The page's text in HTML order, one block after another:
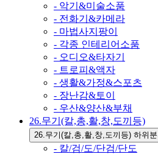
- 악기&미술소품
- 전화기&카메라
- 마법사지팡이
- 각종 인테리어소품
- 오디오&타자기
- 트로피&액자
- 생활&가정&스포츠
- 장난감&토이
- 우산&양산&부채
26.무기(칼,총,활,창,도끼등)
26.무기(칼,총,활,창,도끼등) 하위
- 칼/검/도/단검/단도